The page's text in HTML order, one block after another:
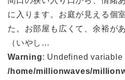
に入ります。お庭が見える個
た。お部屋も広くて、余裕が
（いやし…
Warning: Undefined variable
/home/millionwaves/